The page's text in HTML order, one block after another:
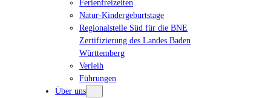
Ferienfreizeiten
Natur-Kindergeburtstage
Regionalstelle Süd für die BNE
Zertifizierung des Landes Baden
Württemberg
Verleih
Führungen
Über uns